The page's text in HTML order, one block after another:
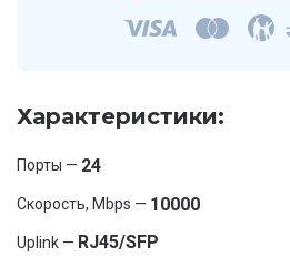
Характеристики:
Порты — 24
Скорость, Mbps — 10000
Uplink — RJ45/SFP